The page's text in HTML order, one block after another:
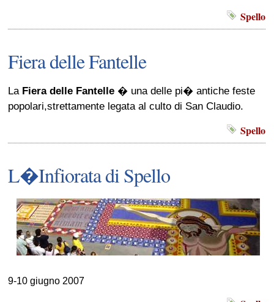
Spello
Fiera delle Fantelle
La Fiera delle Fantelle � una delle pi� antiche feste
popolari,strettamente legata al culto di San Claudio.
Spello
L�Infiorata di Spello
9-10 giugno 2007